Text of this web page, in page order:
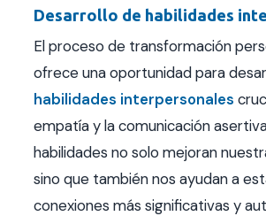
Desarrollo de habilidades
El proceso de transformación
ofrece una oportunidad para
habilidades interpersonales
empatía y la comunicación
habilidades no solo mejoran
sino que también nos ayudan a
conexiones más significativas y